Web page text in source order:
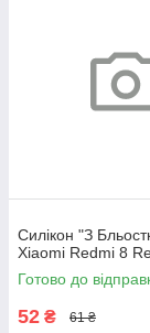
Силікон "З
Xiaomi Redmi 8
Готово до
52 ₴ 61 ₴